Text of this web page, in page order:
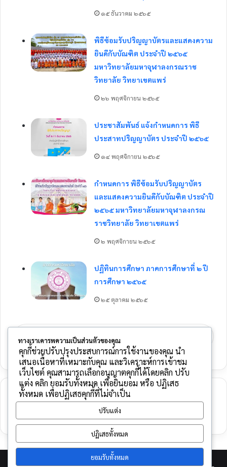
๑๕ ธันวาคม ๒๕๖๕
พิธีซ้อมรับปริญญาบัตรและแสดงความ
ยินดีกับบัณฑิต ประจำปี ๒๕๖๕
มหาวิทยาลัยมหาจุฬาลงกรณราช
วิทยาลัย วิทยาเขตแพร่
๒๖ พฤศจิกายน ๒๕๖๕
ประชาสัมพันธ์ แจ้งกำหนดการ พิธี
ประสาทปริญญาบัตร ประจำปี ๒๕๖๕
๑๔ พฤศจิกายน ๒๕๖๕
กำหนดการ พิธีซ้อมรับปริญญาบัตร
และแสดงความยินดีกับบัณฑิต ประจำปี
๒๕๖๕ มหาวิทยาลัยมหาจุฬาลงกรณ
ราชวิทยาลัย วิทยาเขตแพร่
๒ พฤศจิกายน ๒๕๖๕
ปฏิทินการศึกษา ภาคการศึกษาที่ ๒ ปี
การศึกษา ๒๕๖๕
๒๕ ตุลาคม ๒๕๖๕
Show More
ใส่ความเห็น
คุณต้องเข้าสู่ระบบเพื่อจะพิมพ์ความเห็น
ทางเราเคารพความเป็นส่วนตัวของคุณ
คุกกี้ช่วยปรับปรุงประสบการณ์การใช้งานของคุณ นำ
เสนอเนื้อหาที่เหมาะกับคุณ และวิเคราะห์การเข้าชม
เว็บไซต์ คุณสามารถเลือกอนุญาตคุกกี้ได้โดยคลิก ปรับ
แต่ง คลิก ยอมรับทั้งหมด เพื่อยินยอม หรือ ปฏิเสธ
ทั้งหมด เพื่อปฏิเสธคุกกี้ที่ไม่จำเป็น
ปรับแต่ง
ปฏิเสธทั้งหมด
ยอมรับทั้งหมด